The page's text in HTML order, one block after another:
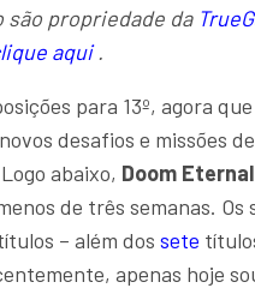
são propriedade da
aqui.
para 13º, agora
desafios e missões
abaixo, Doom Eternal
de três semanas. Os
– além dos sete
apenas hoje